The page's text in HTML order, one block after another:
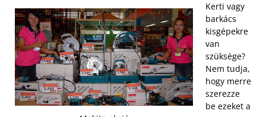
Kerti vagy
barkács
kisgépekre
van
szüksége?
Nem tudja,
hogy merre
szerezze
be ezeket a